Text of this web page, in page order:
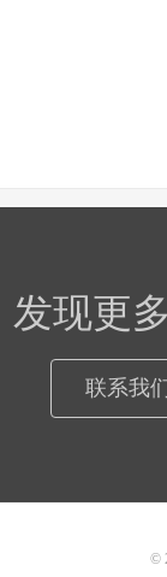
发现更
联系我
©